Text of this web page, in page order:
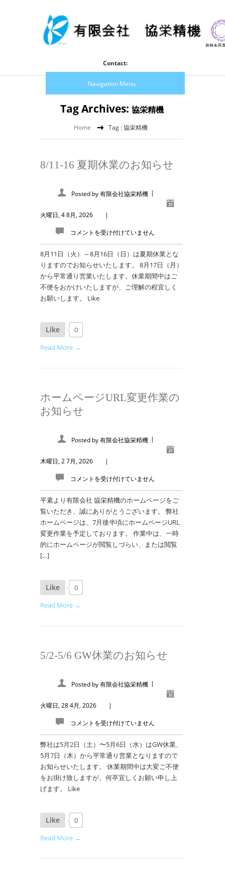
Contact:
Navigation Menu
Tag Archives:協栄精機
Home Tag : 協栄精機
8/11-16 夏期休業のお知らせ
Posted by有限会社協栄精機 |
火曜日, 4 8月, 2026 |
コメントを受け付けていません
8月11日（火）～8月16日（日）は夏期休業とな
りますのでお知らせいたします。 8月17日（月）
から平常通り営業いたします。休業期間中はご
不便をおかけいたしますが、ご理解の程宜しく
お願いします。 Like
Like
0
Read More →
ホームページURL変更作業の
お知らせ
Posted by有限会社協栄精機 |
木曜日, 2 7月, 2026 |
コメントを受け付けていません
平素より有限会社 協栄精機のホームページをご
覧いただき、誠にありがとうございます。 弊社
ホームページは、7月後半頃にホームページURL
変更作業を予定しております。 作業中は、一時
的にホームページが閲覧しづらい、または閲覧
[…]
Like
0
Read More →
5/2-5/6 GW休業のお知らせ
Posted by有限会社協栄精機 |
火曜日, 28 4月, 2026 |
コメントを受け付けていません
弊社は5月2日（土）〜5月6日（水）はGW休業、
5月7日（木）から平常通り営業となりますので
お知らせいたします。 休業期間中は大変ご不便
をお掛け致しますが、何卒宜しくお願い申し上
げます。 Like
Like
0
Read More →